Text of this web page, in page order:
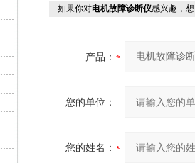
如果你对电机故障诊断仪感兴趣，
产品：
您的单位：
您的姓名：